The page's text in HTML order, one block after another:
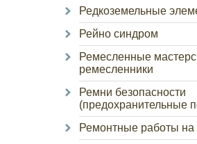
Редкоземельные
Рейно синдром
Ремесленные
ремесленники
Ремни безопасности
(предохранительные
Ремонтные работы на